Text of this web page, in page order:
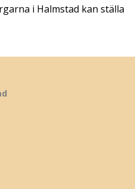
i Halmstad kan ställa